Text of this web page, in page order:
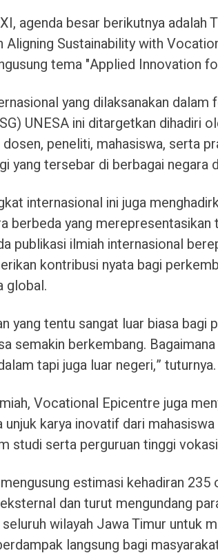
agenda besar berikutnya adalah
Aligning Sustainability with
tema "Applied Innovation
yang dilaksanakan dalam
UNESA ini ditargetkan dihadiri
peneliti, mahasiswa, serta
yang tersebar di berbagai negara
internasional ini juga
berbeda yang merepresentasikan
publikasi ilmiah internasional
kontribusi nyata bagi
global.
yang tentu sangat luar biasa bagi
semakin berkembang.
tapi juga luar negeri,” tuturnya.
Vocational Epicentre juga
unjuk karya inovatif dari
studi serta perguruan tinggi
estimasi kehadiran
dan turut mengundang
wilayah Jawa Timur untuk
langsung bagi